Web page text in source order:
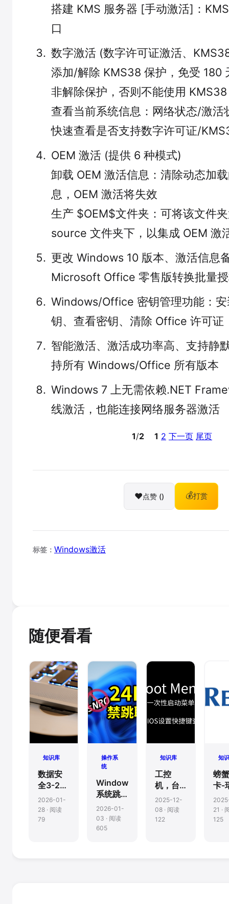
搭建 KMS 服务器 [手动激活]：
口
数字激活 (数字许可证激活、
添加/解除 KMS38 保护，免受 180
非解除保护，否则不能使用
查看当前系统信息：网络状态/激活
快速查看是否支持数字许可证/
OEM 激活 (提供 6 种模式)
卸载 OEM 激活信息：清除动态加
息，OEM 激活将失效
生产 $OEM$文件夹：可将该文件
source 文件夹下，以集成 OEM 激
更改 Windows 10 版本、激活信息
Microsoft Office 零售版转换批量
Windows/Office 密钥管理功能：
钥、查看密钥、清除 Office 许可证
智能激活、激活成功率高、支持静
持所有 Windows/Office 所有版本
Windows 7 上无需依赖.NET
线激活，也能连接网络服务器激活
1/2 1 2 下一页 尾页
❤️点赞 () 💰打赏
标签： Windows激活
随便看看
知识库
数据安
全3-2-1
备份策
略规则
2026-01-
28 · 阅读
79
操作系
统
Windows11
系统跳
过联网
激活和
微软账
2026-01-
03 · 阅读
605
知识库
工控
机，台
式机品
牌主
板，笔
2025-12-
08 · 阅读
122
知
螃
卡-
网
21 ·
125